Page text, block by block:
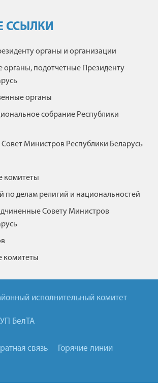
ССЫЛКИ
органы и организации
органы, подотчетные Президенту
органы
собрание Республики
Совет Министров Республики Беларусь
комитеты
делам религий и национальностей
Совету Министров
комитеты
исполнительный комитет
БелТА
связь Горячие линии